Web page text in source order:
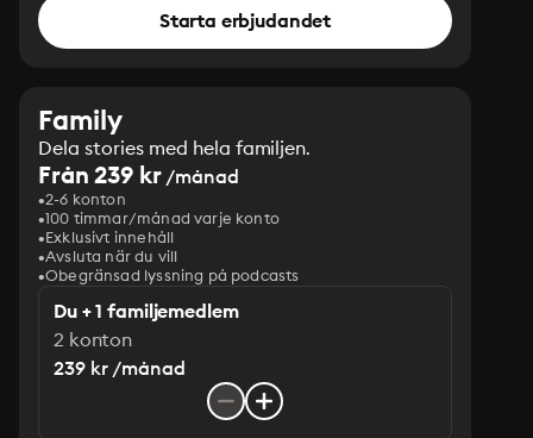
Starta erbjudandet
Family
Dela stories med hela familjen.
Från 239 kr/månad
2-6 konton
100 timmar/månad varje konto
Exklusivt innehåll
Avsluta när du vill
Obegränsad lyssning på podcasts
Du + 1 familjemedlem
2 konton
239 kr /månad